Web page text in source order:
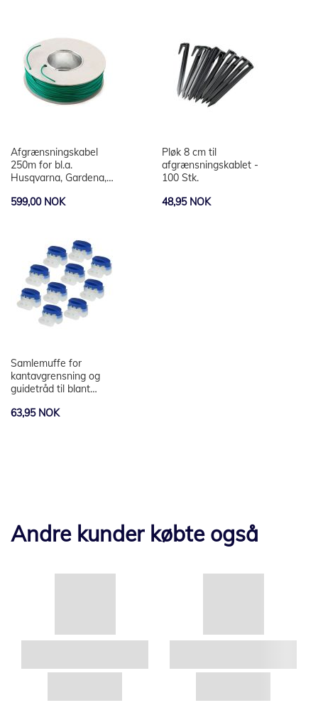
Afgrænsningskabel
250m for bl.a.
Husqvarna, Gardena,
Worx ect.
599,00 NOK
Pløk 8 cm til
afgrænsningskablet -
100 Stk.
48,95 NOK
Samlemuffe for
kantavgrensning og
guidetråd til blant
fra Greenworks,
63,95 NOK
Andre kunder købte også